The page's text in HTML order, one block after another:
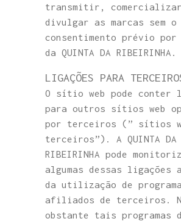
transmitir,
divulgar as marcas sem o
consentimento prévio
da QUINTA DA RIBEIRINHA.
LIGAÇÕES PARA
O sítio web pode conter
para outros sítios web
por terceiros (” sítios
terceiros”). A QUINTA DA
RIBEIRINHA pode
algumas dessas ligações
da utilização de
afiliados de terceiros.
obstante tais programas